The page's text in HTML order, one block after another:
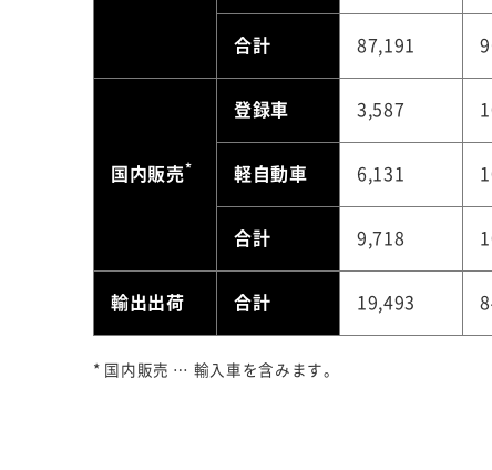
合計 87,191
国内販売*
登録車 3,587
軽自動車 6,131
合計 9,718
輸出出荷 合計 19,493
* 国内販売 … 輸入車を含みます。